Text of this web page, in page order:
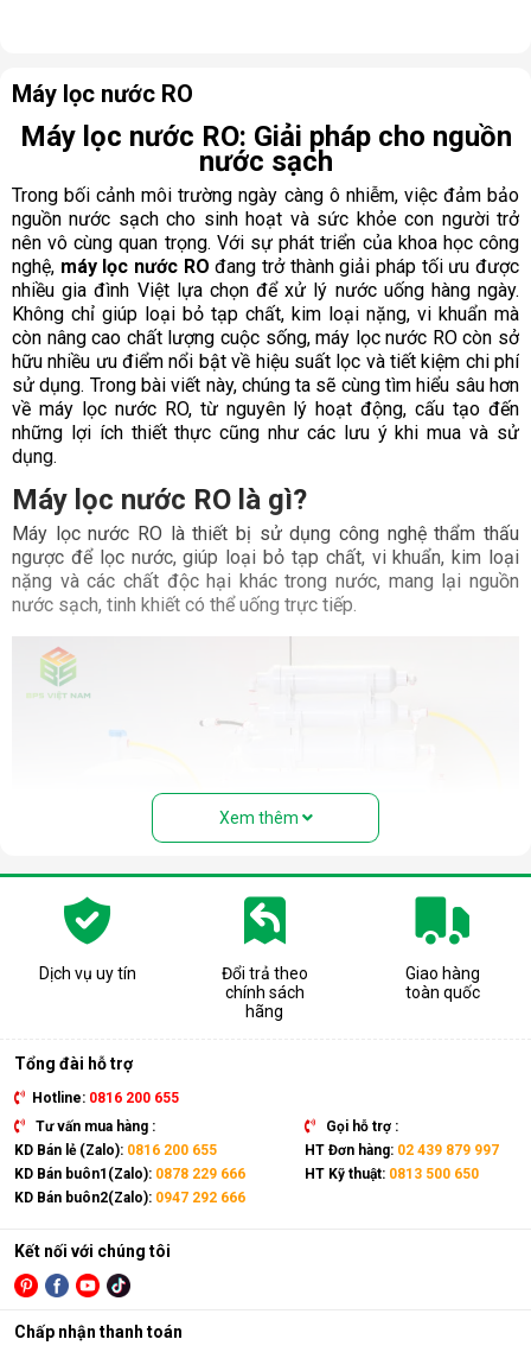
Máy lọc nước RO
Máy lọc nước RO: Giải pháp cho nguồn
nước sạch
Trong bối cảnh môi trường ngày càng ô nhiễm, việc đảm bảo
nguồn nước sạch cho sinh hoạt và sức khỏe con người trở
nên vô cùng quan trọng. Với sự phát triển của khoa học công
nghệ, máy lọc nước RO đang trở thành giải pháp tối ưu được
nhiều gia đình Việt lựa chọn để xử lý nước uống hàng ngày.
Không chỉ giúp loại bỏ tạp chất, kim loại nặng, vi khuẩn mà
còn nâng cao chất lượng cuộc sống, máy lọc nước RO còn sở
hữu nhiều ưu điểm nổi bật về hiệu suất lọc và tiết kiệm chi phí
sử dụng. Trong bài viết này, chúng ta sẽ cùng tìm hiểu sâu hơn
về máy lọc nước RO, từ nguyên lý hoạt động, cấu tạo đến
những lợi ích thiết thực cũng như các lưu ý khi mua và sử
dụng.
Máy lọc nước RO là gì?
Máy lọc nước RO là thiết bị sử dụng công nghệ thẩm thấu
ngược để lọc nước, giúp loại bỏ tạp chất, vi khuẩn, kim loại
nặng và các chất độc hại khác trong nước, mang lại nguồn
nước sạch, tinh khiết có thể uống trực tiếp.
Cấu tạo và nguyên lý hoạt động của
Cấu tạo cơ bản của máy lọc nước RO gồm:
hoạt tính...) giúp loại bỏ bụi bẩn, cặn, rong rêu, mùi hôi,
clo dư…
Màng lọc RO: Là trái tim của máy. Màng RO có khe lọc
nước tinh khiết đi qua, giữ lại hầu hết các vi khuẩn, virus,
kim loại nặng, chất hóa học…
khoáng, lõi hydrogen, lõi nano bạc… để bổ sung khoáng,
Xem thêm
Dịch vụ uy tín
Đổi trả theo
chính sách
hãng
Giao hàng
toàn quốc
Tổng đài hỗ trợ
Hotline: 0816 200 655
Tư vấn mua hàng :
KD Bán lẻ (Zalo): 0816 200 655
KD Bán buôn1(Zalo): 0878 229 666
KD Bán buôn2(Zalo): 0947 292 666
Gọi hỗ trợ :
HT Đơn hàng: 02 439 879 997
HT Kỹ thuật: 0813 500 650
Kết nối với chúng tôi
Chấp nhận thanh toán